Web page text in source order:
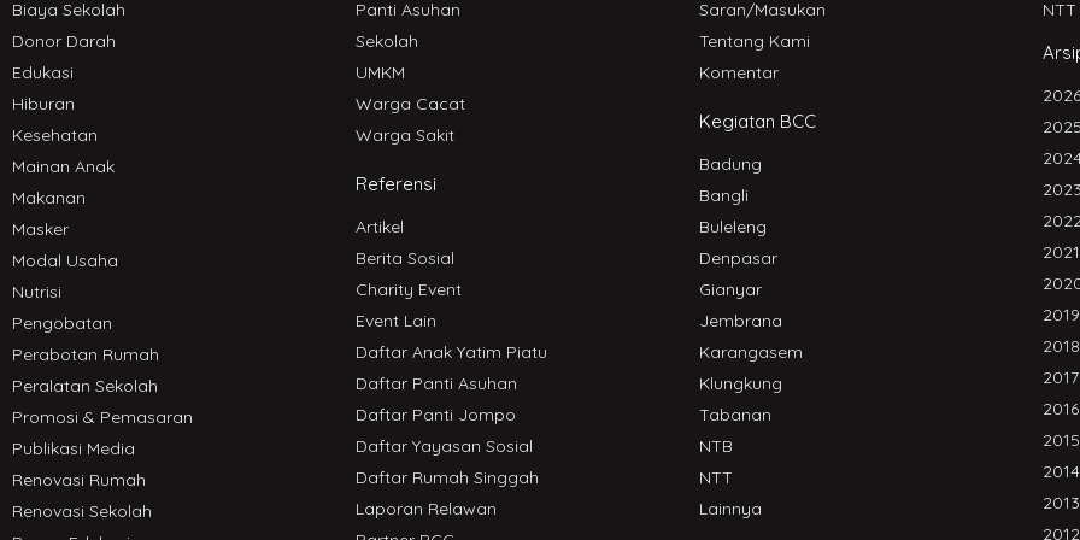
Biaya Sekolah
Donor Darah
Edukasi
Hiburan
Kesehatan
Mainan Anak
Makanan
Masker
Modal Usaha
Nutrisi
Pengobatan
Perabotan Rumah
Peralatan Sekolah
Promosi & Pemasaran
Publikasi Media
Renovasi Rumah
Renovasi Sekolah
Panti Asuhan
Sekolah
UMKM
Warga Cacat
Warga Sakit
Referensi
Artikel
Berita Sosial
Charity Event
Event Lain
Daftar Anak Yatim Piatu
Daftar Panti Asuhan
Daftar Panti Jompo
Daftar Yayasan Sosial
Daftar Rumah Singgah
Laporan Relawan
Saran/Masukan
Tentang Kami
Komentar
Kegiatan BCC
Badung
Bangli
Buleleng
Denpasar
Gianyar
Jembrana
Karangasem
Klungkung
Tabanan
NTB
NTT
Lainnya
NTT
2026
2025
2023
2021
2019
2018
2017
2016
2015
2014
2013
2012